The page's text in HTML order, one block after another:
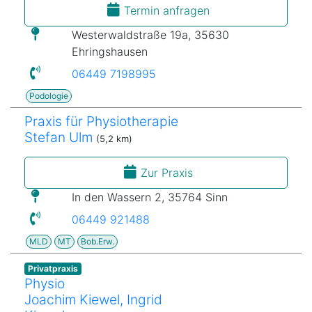
Termin anfragen
Westerwaldstraße 19a, 35630
Ehringshausen
06449 7198995
Podologie
Praxis für Physiotherapie
Stefan Ulm (5,2 km)
Zur Praxis
In den Wassern 2, 35764 Sinn
06449 921488
MLD MT Bob.Erw.
Privatpraxis
Physio
Joachim Kiewel, Ingrid